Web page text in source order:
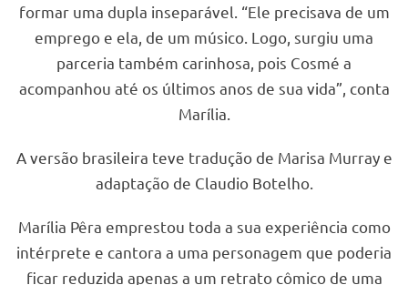
formar uma dupla inseparável. “Ele precisava de um
emprego e ela, de um músico. Logo, surgiu uma
parceria também carinhosa, pois Cosmé a
acompanhou até os últimos anos de sua vida”, conta
Marília.
A versão brasileira teve tradução de Marisa Murray e
adaptação de Claudio Botelho.
Marília Pêra emprestou toda a sua experiência como
intérprete e cantora a uma personagem que poderia
ficar reduzida apenas a um retrato cômico de uma